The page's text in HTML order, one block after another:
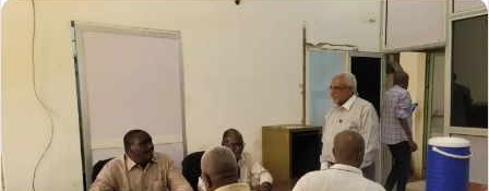
س
ي
د
ا